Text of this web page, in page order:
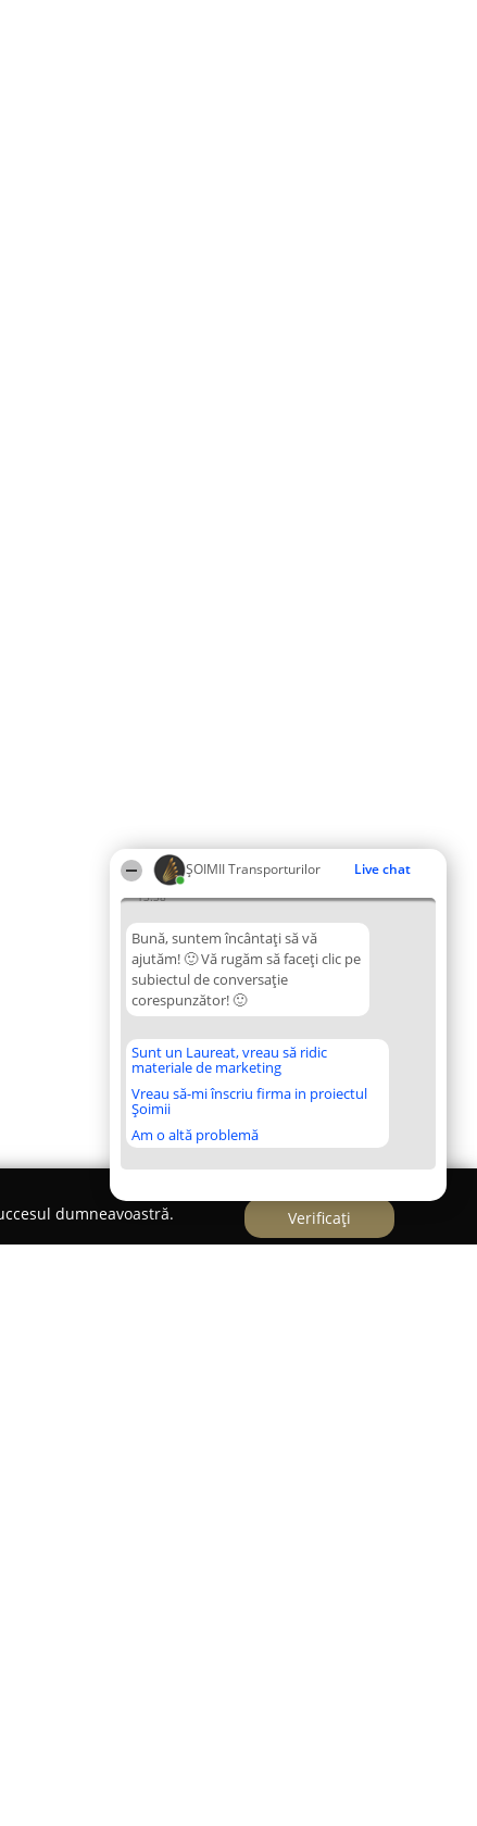
ȘOIMII Transporturilor Live chat
13:38
Bună, suntem încântați să vă
ajutăm! 🙂 Vă rugăm să faceți clic pe
subiectul de conversație
corespunzător! 🙂
Sunt un Laureat, vreau să ridic
materiale de marketing
Vreau să-mi înscriu firma in proiectul
Șoimii
Am o altă problemă
dumneavoastră.
Verificați